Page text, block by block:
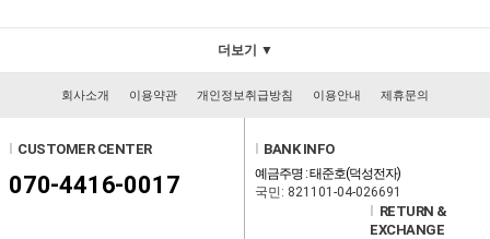
더보기 ▼
회사소개 이용약관 개인정보취급방침 이용안내 제휴문의
CUSTOMER CENTER
070-4416-0017
BANK INFO
예금주명 : 태준호(덕성전자)
국민: 821101-04-026691
RETURN &
EXCHANGE